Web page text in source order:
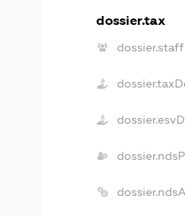
dossier.tax
dossier.staff